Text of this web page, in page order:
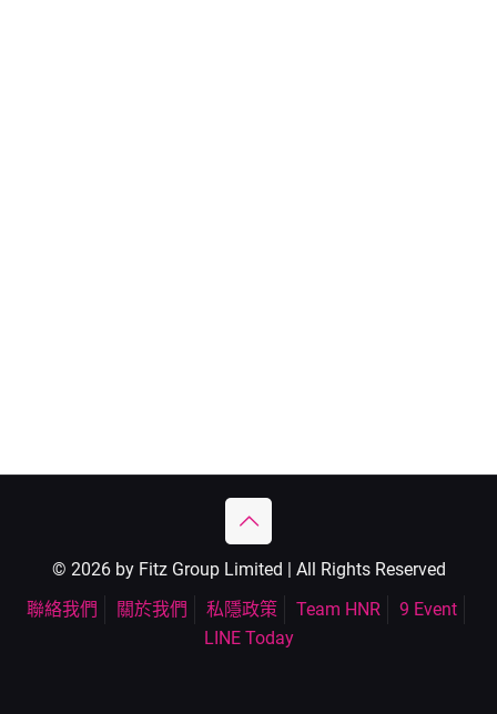
© 2026 by Fitz Group Limited | All Rights Reserved
聯絡我們
關於我們 私隱政策 Team HNR
9 Event
LINE Today